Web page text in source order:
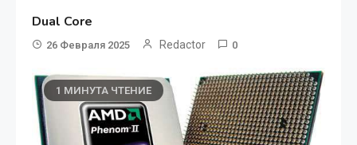
Dual Core
26 Февраля 2025 Redactor 0
1 МИНУТА ЧТЕНИЕ